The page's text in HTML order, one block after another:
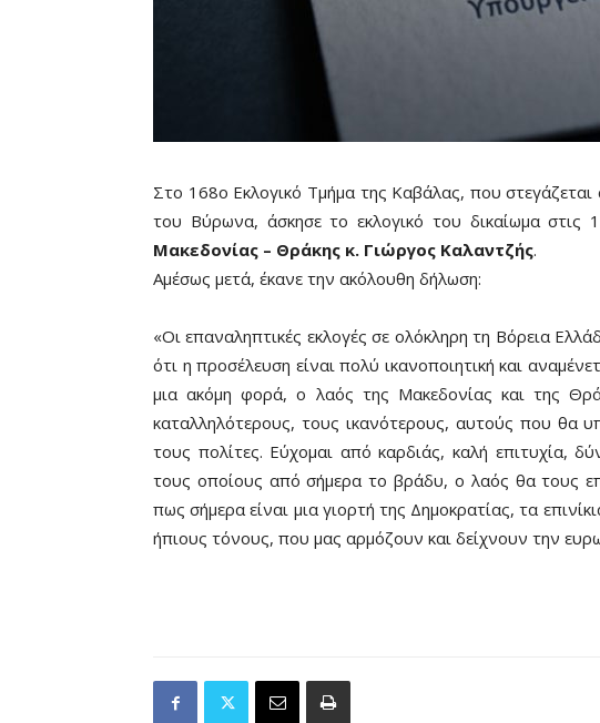
Στο 168ο Εκλογικό Τμήμα της Καβάλας, που
του Βύρωνα, άσκησε το εκλογικό του δικαίωμα στις
Μακεδονίας – Θράκης κ. Γιώργος Καλαντζής.
Αμέσως μετά, έκανε την ακόλουθη δήλωση:
«Οι επαναληπτικές εκλογές σε ολόκληρη τη Βόρεια
ότι η προσέλευση είναι πολύ ικανοποιητική και
μια ακόμη φορά, ο λαός της Μακεδονίας και της
καταλληλότερους, τους ικανότερους, αυτούς που θα
τους πολίτες. Εύχομαι από καρδιάς, καλή επιτυχία,
τους οποίους από σήμερα το βράδυ, ο λαός θα τους
πως σήμερα είναι μια γιορτή της Δημοκρατίας, τα
ήπιους τόνους, που μας αρμόζουν και δείχνουν την